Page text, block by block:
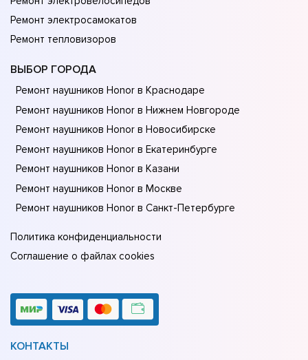
Ремонт электросамокатов
Ремонт тепловизоров
ВЫБОР ГОРОДА
Ремонт наушников Honor в Краснодаре
Ремонт наушников Honor в Нижнем Новгороде
Ремонт наушников Honor в Новосибирске
Ремонт наушников Honor в Екатеринбурге
Ремонт наушников Honor в Казани
Ремонт наушников Honor в Москве
Ремонт наушников Honor в Санкт-Петербурге
Политика конфиденциальности
Соглашение о файлах cookies
КОНТАКТЫ